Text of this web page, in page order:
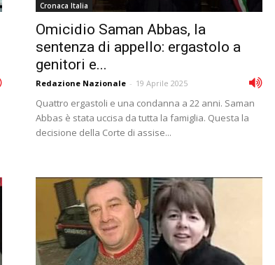
Cronaca Italia
Omicidio Saman Abbas, la
sentenza di appello: ergastolo a
genitori e...
Redazione Nazionale - 19 Aprile 2025
Quattro ergastoli e una condanna a 22 anni. Saman
Abbas è stata uccisa da tutta la famiglia. Questa la
decisione della Corte di assise...